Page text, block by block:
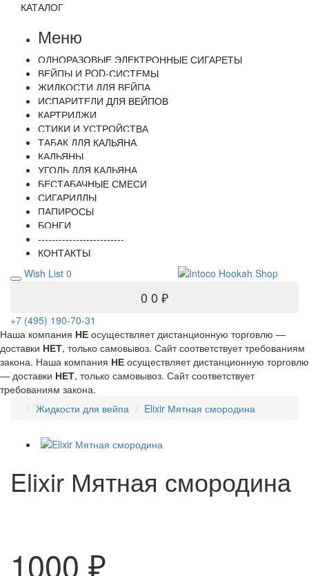
КАТАЛОГ
Меню
ОДНОРАЗОВЫЕ ЭЛЕКТРОННЫЕ СИГАРЕТЫ
ВЕЙПЫ И POD-СИСТЕМЫ
ЖИДКОСТИ ДЛЯ ВЕЙПА
ИСПАРИТЕЛИ ДЛЯ ВЕЙПОВ
КАРТРИДЖИ
СТИКИ И УСТРОЙСТВА
ТАБАК ДЛЯ КАЛЬЯНА
КАЛЬЯНЫ
УГОЛЬ ДЛЯ КАЛЬЯНА
БЕСТАБАЧНЫЕ СМЕСИ
СИГАРИЛЛЫ
ПАПИРОСЫ
БОНГИ
-------------------------
КОНТАКТЫ
Wish List 0
0 0 ₽
+7 (495) 190-70-31
Наша компания НЕ осуществляет дистанционную торговлю —
доставки НЕТ, только самовывоз. Сайт соответствует требованиям
закона. Наша компания НЕ осуществляет дистанционную торговлю
— доставки НЕТ, только самовывоз. Сайт соответствует
требованиям закона.
Жидкости для вейпа
Elixir Мятная смородина
Elixir Мятная смородина
1000 ₽